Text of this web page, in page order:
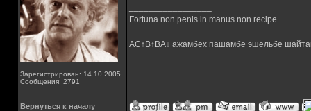
Зарегистрирован: 14.10.2005
Сообщения: 2791
Fortuna non penis in manus non recipe
AC↑B↑BA↓ ажамбех пашамбе эшельбе
Вернуться к началу